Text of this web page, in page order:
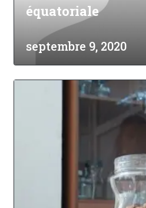
équatoriale
septembre 9, 2020